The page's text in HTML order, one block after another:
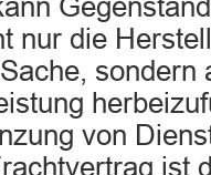
nur die
sondern
von
ist